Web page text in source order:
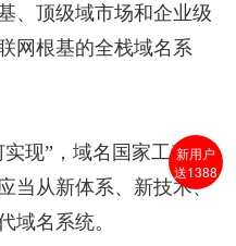
、顶级域市场和企业级
网根基的全栈域名系
现”，域名国家工程研
当从新体系、新技术、
域名系统。
新用户
送1388